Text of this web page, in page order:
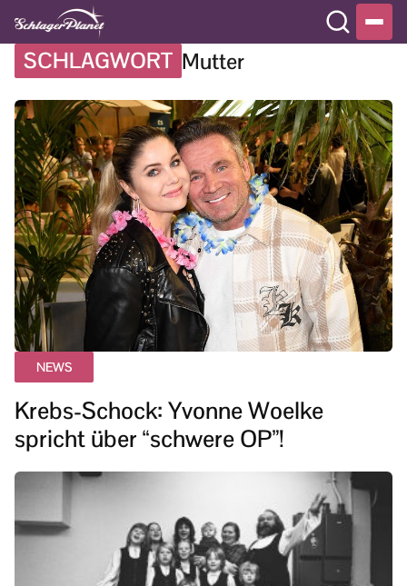
SCHLAGWORT Mutter
NEWS
Krebs-Schock: Yvonne Woelke
spricht über “schwere OP”!